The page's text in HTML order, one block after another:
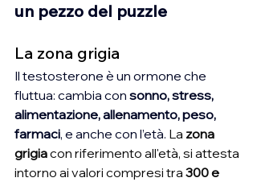
un pezzo del puzzle
La zona grigia
Il testosterone è un ormone che
fluttua: cambia con sonno, stress,
alimentazione, allenamento, peso,
farmaci, e anche con l’età. La zona
grigia con riferimento all'età, si attesta
intorno ai valori compresi tra 300 e